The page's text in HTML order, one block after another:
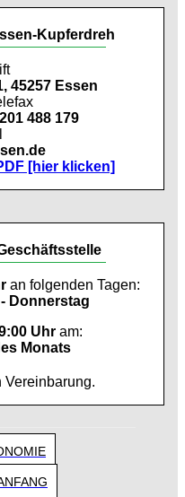
Kupferdreh
45257 Essen
488 179
[hier klicken]
an folgenden Tagen:
Donnerstag
Uhr am:
Monats